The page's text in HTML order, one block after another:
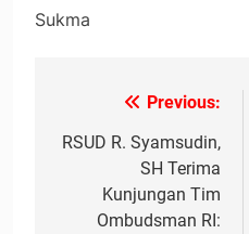
Sukma
Navigasi
pos
Previous:
RSUD R. Syamsudin,
SH Terima
Kunjungan Tim
Ombudsman RI: